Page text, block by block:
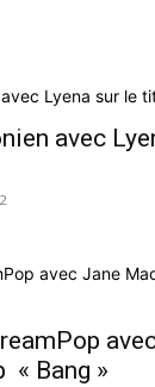
avec
« Bang »